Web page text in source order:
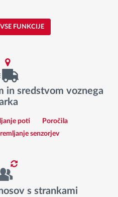
FUNKCIJE
in sredstvom voznega
poti
Poročila
senzorjev
s strankami